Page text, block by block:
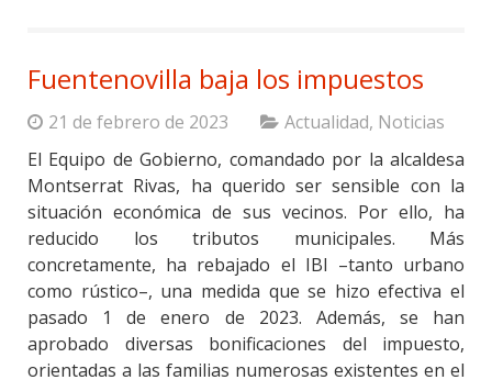
Fuentenovilla baja los impuestos
21 de febrero de 2023 Actualidad, Noticias
El Equipo de Gobierno, comandado por la alcaldesa
Montserrat Rivas, ha querido ser sensible con la
situación económica de sus vecinos. Por ello, ha
reducido los tributos municipales. Más
concretamente, ha rebajado el IBI –tanto urbano
como rústico–, una medida que se hizo efectiva el
pasado 1 de enero de 2023. Además, se han
aprobado diversas bonificaciones del impuesto,
orientadas a las familias numerosas existentes en el